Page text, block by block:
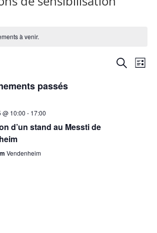
à venir.
Recherche
de
Liste
passés
@ 10:00 - 17:00
d’un stand au Messti de
Vendenheim